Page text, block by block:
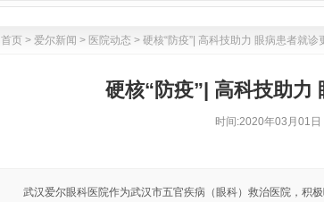
首页 > 爱尔新闻 > 医院动态 > 硬核“防疫”| 高科技助力 眼病患者就诊
硬核“防疫”| 高科技助力
时间:2020年03月01日
武汉爱尔眼科医院作为武汉市五官疾病（眼科）救治医院，积